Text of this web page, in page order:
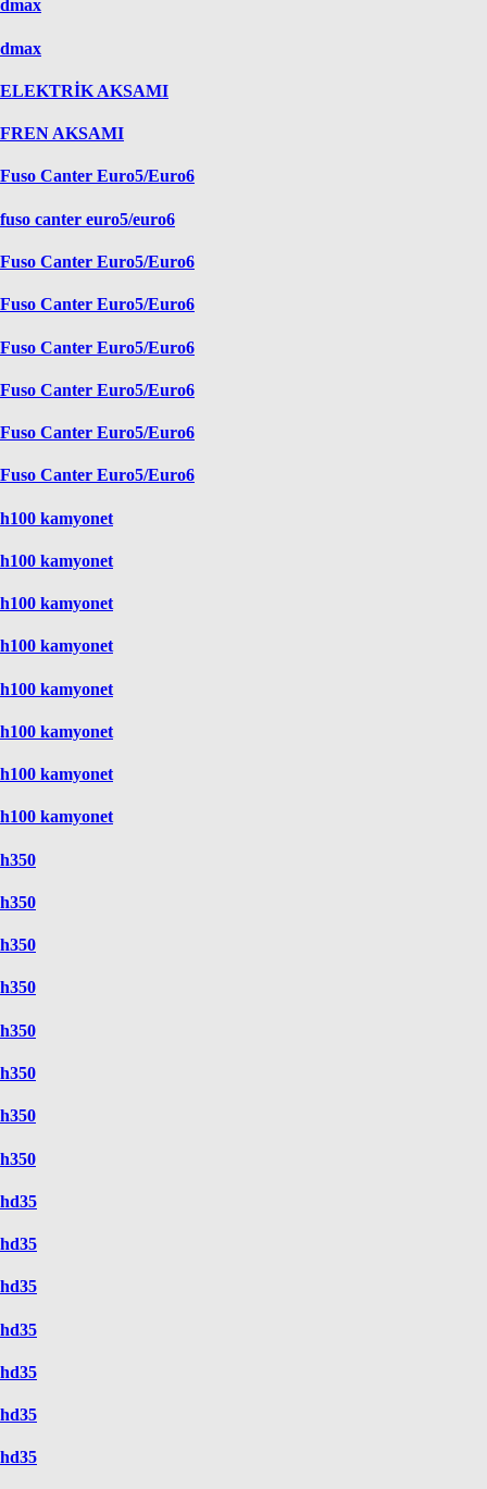
dmax
dmax
ELEKTRİK AKSAMI
FREN AKSAMI
Fuso Canter Euro5/Euro6
fuso canter euro5/euro6
Fuso Canter Euro5/Euro6
Fuso Canter Euro5/Euro6
Fuso Canter Euro5/Euro6
Fuso Canter Euro5/Euro6
Fuso Canter Euro5/Euro6
Fuso Canter Euro5/Euro6
h100 kamyonet
h100 kamyonet
h100 kamyonet
h100 kamyonet
h100 kamyonet
h100 kamyonet
h100 kamyonet
h100 kamyonet
h350
h350
h350
h350
h350
h350
h350
h350
hd35
hd35
hd35
hd35
hd35
hd35
hd35